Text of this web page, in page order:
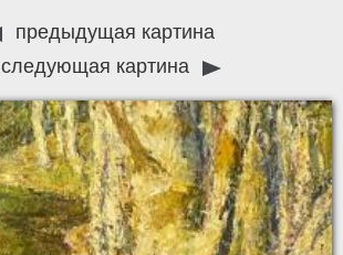
предыдущая картина
следующая картина